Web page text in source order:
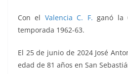
Con el Valencia C. F. ganó la
temporada 1962-63.
El 25 de junio de 2024 José
edad de 81 años en San